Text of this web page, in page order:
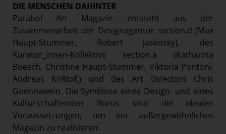
DIE MENSCHEN DAHINTER
Parabol Art Magazin entsteht aus der
Zusammenarbeit der Designagentur section.d (Max
Haupt-Stummer, Robert Jasensky), des
Kurator_innen-Kollektivs section.a (Katharina
Boesch, Christine Haupt-Stummer, Viktoria Pontoni,
Andreas Krištof,) und des Art Directors Chris
Goennawein. Die Symbiose eines Design- und eines
Kulturschaffenden Büros sind die idealen
Voraussetzungen, um ein außergewöhnliches
Magazin zu realisieren.